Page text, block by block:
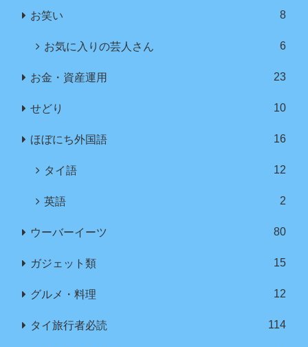
お笑い 8
お気に入りの芸人さん 6
お金・資産運用 23
せどり 10
ほぼにち外国語 16
タイ語 12
英語 2
ウーバーイーツ 80
ガジェット類 15
グルメ・料理 12
タイ旅行者必読 114